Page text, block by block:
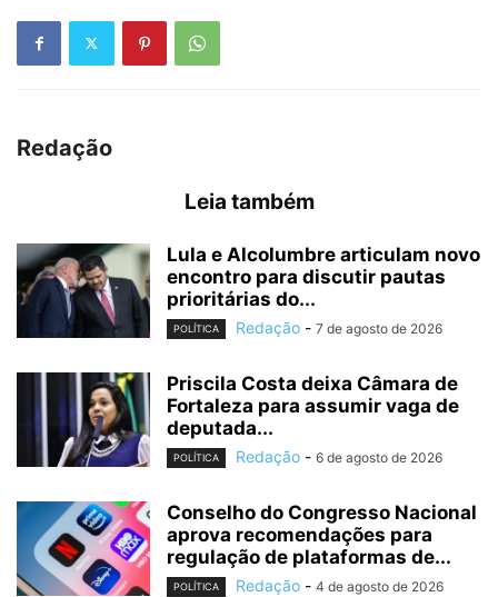
Redação
Leia também
Lula e Alcolumbre articulam novo
encontro para discutir pautas
prioritárias do...
POLÍTICA Redação - 7 de agosto de 2026
Priscila Costa deixa Câmara de
Fortaleza para assumir vaga de
deputada...
POLÍTICA Redação - 6 de agosto de 2026
Conselho do Congresso Nacional
aprova recomendações para
regulação de plataformas de...
POLÍTICA Redação - 4 de agosto de 2026